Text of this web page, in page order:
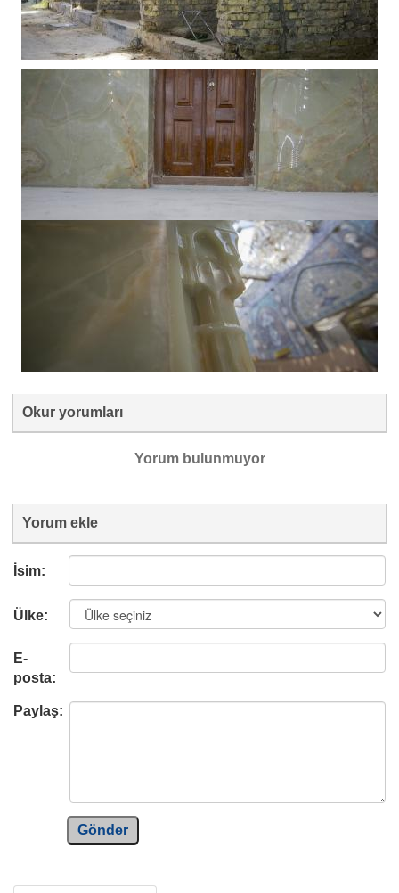
Okur yorumları
Yorum bulunmuyor
Yorum ekle
İsim:
Ülke:
E-
posta:
Paylaş:
Gönder